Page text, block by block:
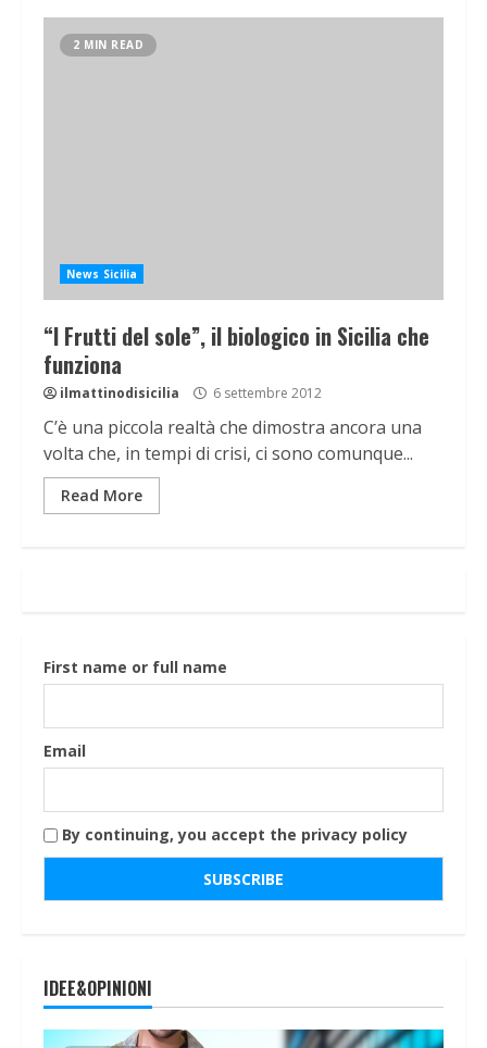
2 MIN READ
News Sicilia
“I Frutti del sole”, il biologico in Sicilia che
funziona
ilmattinodisicilia 6 settembre 2012
C’è una piccola realtà che dimostra ancora una
volta che, in tempi di crisi, ci sono comunque...
Read More
First name or full name
Email
By continuing, you accept the privacy policy
IDEE&OPINIONI